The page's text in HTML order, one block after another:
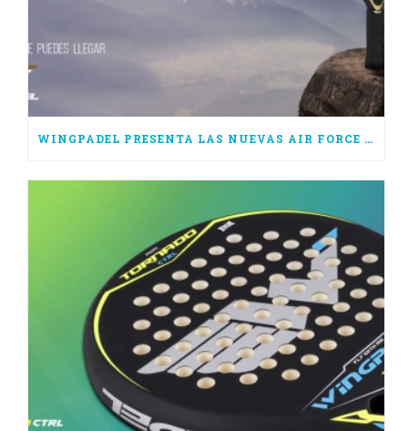
WINGPADEL PRESENTA LAS NUEVAS AIR FORCE 3.0